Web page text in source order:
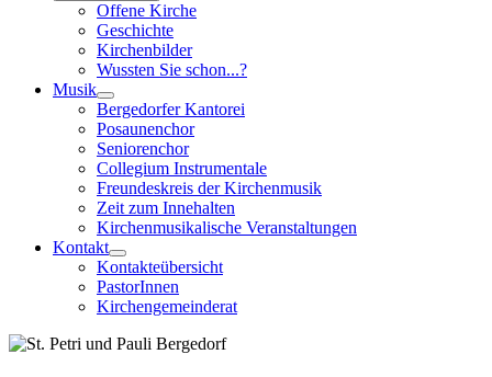
Offene Kirche
Geschichte
Kirchenbilder
Wussten Sie schon...?
Musik
Bergedorfer Kantorei
Posaunenchor
Seniorenchor
Collegium Instrumentale
Freundeskreis der Kirchenmusik
Zeit zum Innehalten
Kirchenmusikalische Veranstaltungen
Kontakt
Kontakteübersicht
PastorInnen
Kirchengemeinderat